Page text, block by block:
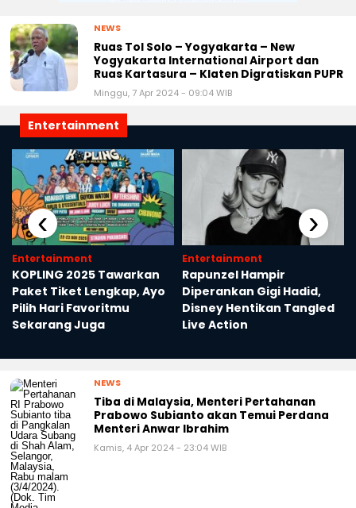
NEWS
Ruas Tol Solo – Yogyakarta – New
Yogyakarta International Airport dan
Ruas Kartasura – Klaten Digratiskan PUPR
Minggu, 7 Apr 2024 - 09:04 WIB
Entertainment
Entertainment
KOPLING 2025 Tawarkan
Paket Tiket Lengkap, Ayo
Pilih Hari Favoritmu
Sekarang Juga
Entertainment
Rapunzel Hampir
Diperankan Gigi Hadid,
Disney Hentikan Tangled
Live Action
‹ ›
NEWS
Tiba di Malaysia, Menteri Pertahanan
Prabowo Subianto akan Temui Perdana
Menteri Anwar Ibrahim
Kamis, 4 Apr 2024 - 23:04 WIB